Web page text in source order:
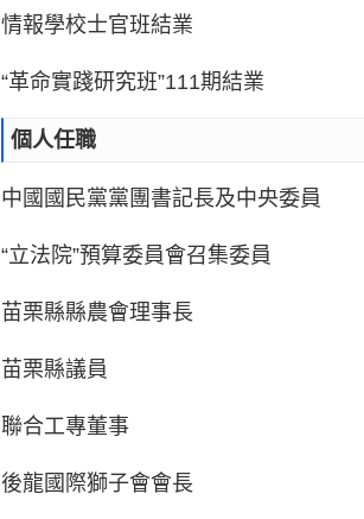
情報學校士官班結業
“革命實踐研究班”111期結業
個人任職
中國國民黨黨團書記長及中央委員
“立法院”預算委員會召集委員
苗栗縣縣農會理事長
苗栗縣議員
聯合工專董事
後龍國際獅子會會長